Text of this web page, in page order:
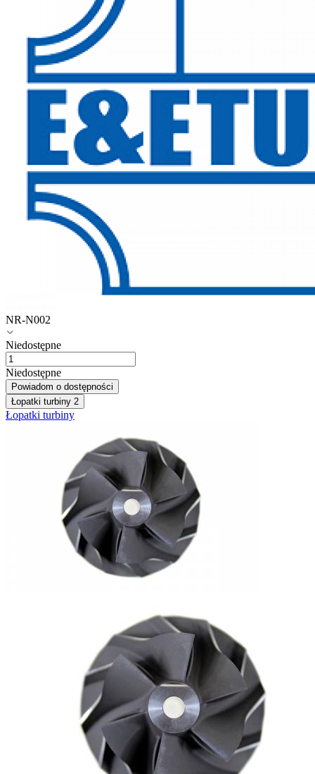
NR-N002
Niedostępne
Niedostępne
Powiadom o dostępności
Łopatki turbiny 2
Łopatki turbiny